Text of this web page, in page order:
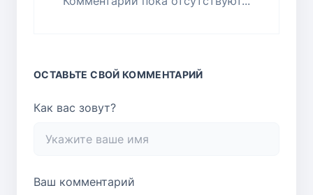
ОСТАВЬТЕ СВОЙ КОММЕНТАРИЙ
Как вас зовут?
Ваш комментарий